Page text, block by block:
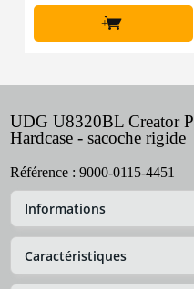
+
UDG U8320BL Creator
Hardcase - sacoche rigide
Référence : 9000-0115-4451
Informations
Caractéristiques